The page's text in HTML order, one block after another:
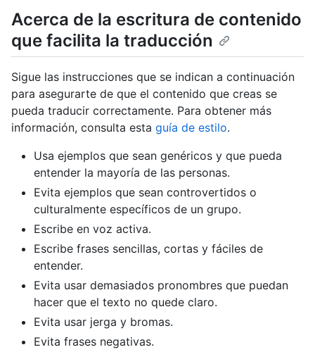
Acerca de la escritura de contenido
que facilita la traducción
Sigue las instrucciones que se indican a continuación
para asegurarte de que el contenido que creas se
pueda traducir correctamente. Para obtener más
información, consulta esta guía de estilo.
Usa ejemplos que sean genéricos y que pueda
entender la mayoría de las personas.
Evita ejemplos que sean controvertidos o
culturalmente específicos de un grupo.
Escribe en voz activa.
Escribe frases sencillas, cortas y fáciles de
entender.
Evita usar demasiados pronombres que puedan
hacer que el texto no quede claro.
Evita usar jerga y bromas.
Evita frases negativas.